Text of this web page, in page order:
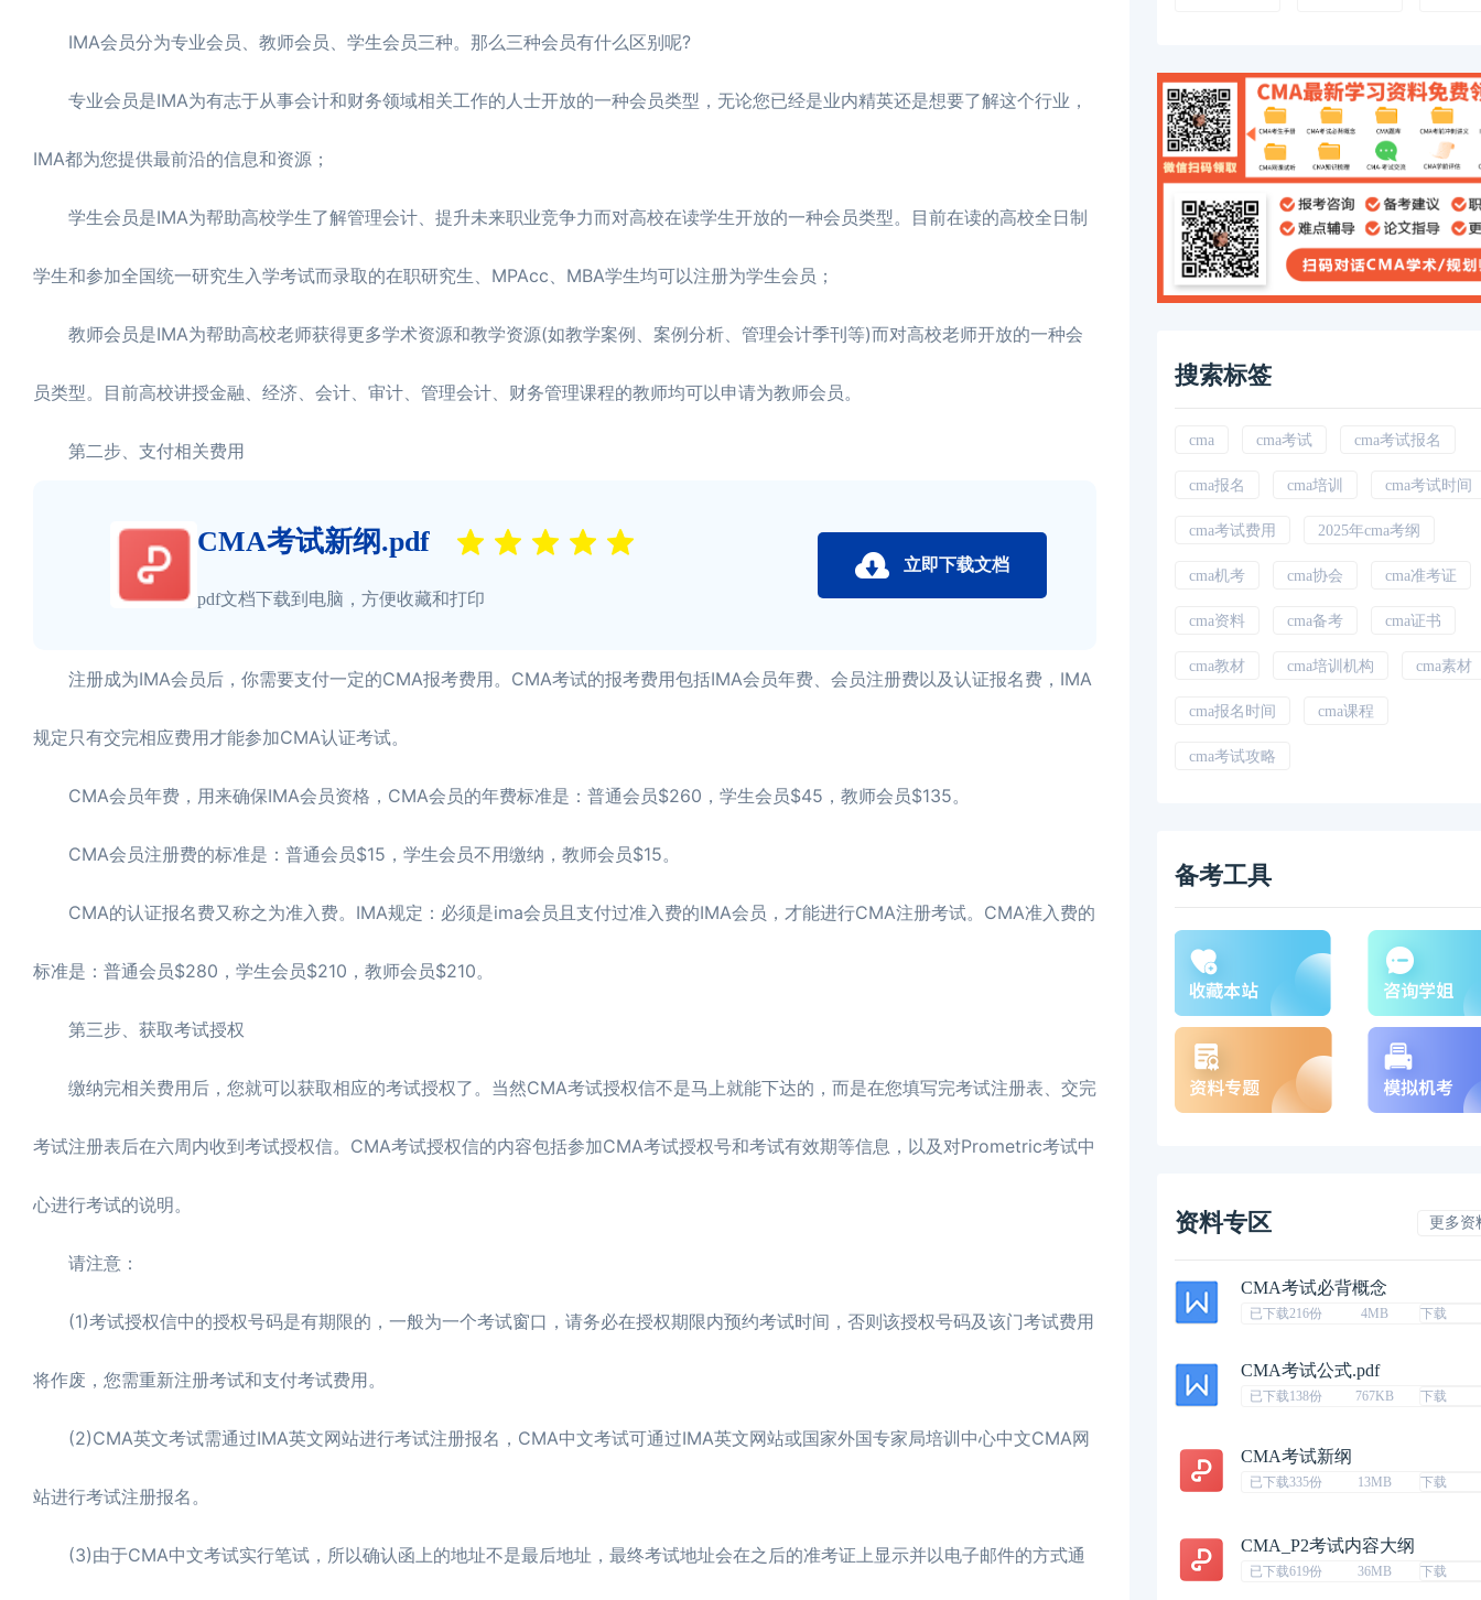
IMA会员分为专业会员、教师会员、学生会员三种。那么三种会员有什么区别呢?
专业会员是IMA为有志于从事会计和财务领域相关工作的人士开放的一种会员类型，无论您已经是业内精英还是想要了解这个行业，
IMA都为您提供最前沿的信息和资源；
学生会员是IMA为帮助高校学生了解管理会计、提升未来职业竞争力而对高校在读学生开放的一种会员类型。目前在读的高校全日制
学生和参加全国统一研究生入学考试而录取的在职研究生、MPAcc、MBA学生均可以注册为学生会员；
教师会员是IMA为帮助高校老师获得更多学术资源和教学资源(如教学案例、案例分析、管理会计季刊等)而对高校老师开放的一种会
员类型。目前高校讲授金融、经济、会计、审计、管理会计、财务管理课程的教师均可以申请为教师会员。
第二步、支付相关费用
CMA考试新纲.pdf
pdf文档下载到电脑，方便收藏和打印
立即下载文档
注册成为IMA会员后，你需要支付一定的CMA报考费用。CMA考试的报考费用包括IMA会员年费、会员注册费以及认证报名费，IMA
规定只有交完相应费用才能参加CMA认证考试。
CMA会员年费，用来确保IMA会员资格，CMA会员的年费标准是：普通会员$260，学生会员$45，教师会员$135。
CMA会员注册费的标准是：普通会员$15，学生会员不用缴纳，教师会员$15。
CMA的认证报名费又称之为准入费。IMA规定：必须是ima会员且支付过准入费的IMA会员，才能进行CMA注册考试。CMA准入费的
标准是：普通会员$280，学生会员$210，教师会员$210。
第三步、获取考试授权
缴纳完相关费用后，您就可以获取相应的考试授权了。当然CMA考试授权信不是马上就能下达的，而是在您填写完考试注册表、交完
考试注册表后在六周内收到考试授权信。CMA考试授权信的内容包括参加CMA考试授权号和考试有效期等信息，以及对Prometric考试中
心进行考试的说明。
请注意：
(1)考试授权信中的授权号码是有期限的，一般为一个考试窗口，请务必在授权期限内预约考试时间，否则该授权号码及该门考试费用
将作废，您需重新注册考试和支付考试费用。
(2)CMA英文考试需通过IMA英文网站进行考试注册报名，CMA中文考试可通过IMA英文网站或国家外国专家局培训中心中文CMA网
站进行考试注册报名。
(3)由于CMA中文考试实行笔试，所以确认函上的地址不是最后地址，最终考试地址会在之后的准考证上显示并以电子邮件的方式通
搜索标签
cma cma考试 cma考试报名
cma报名 cma培训 cma考试时间
cma考试费用 2025年cma考纲
cma机考 cma协会 cma准考证
cma资料 cma备考 cma证书
cma教材 cma培训机构 cma素材
cma报名时间 cma课程
cma考试攻略
备考工具
资料专区 更多资
CMA考试必背概念
已下载216份 4MB 下载
CMA考试公式.pdf
已下载138份 767KB 下载
CMA考试新纲
已下载335份 13MB 下载
CMA_P2考试内容大纲
已下载619份 36MB 下载